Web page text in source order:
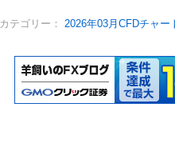
カテゴリー： 2026年03月CFDチャー